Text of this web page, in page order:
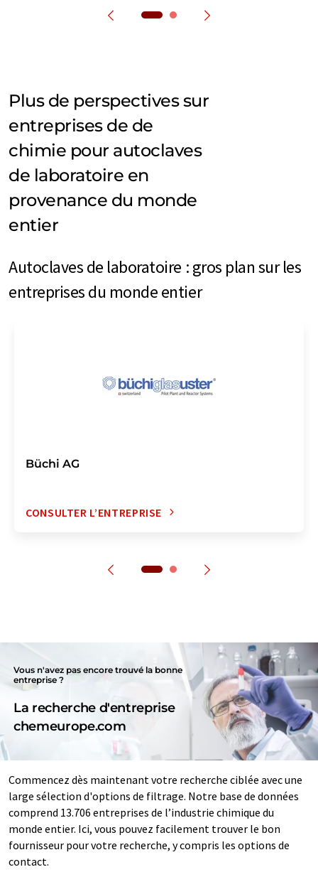
Plus de perspectives sur
entreprises de de
chimie pour autoclaves
de laboratoire en
provenance du monde
entier
Autoclaves de laboratoire : gros plan sur les
entreprises du monde entier
Büchi AG
CONSULTER L’ENTREPRISE
Vous n'avez pas encore trouvé la bonne
entreprise ?
La recherche d'entreprise
chemeurope.com
Commencez dès maintenant votre recherche ciblée avec une
large sélection d'options de filtrage. Notre base de données
comprend 13.706 entreprises de l’industrie chimique du
monde entier. Ici, vous pouvez facilement trouver le bon
fournisseur pour votre recherche, y compris les options de
contact.